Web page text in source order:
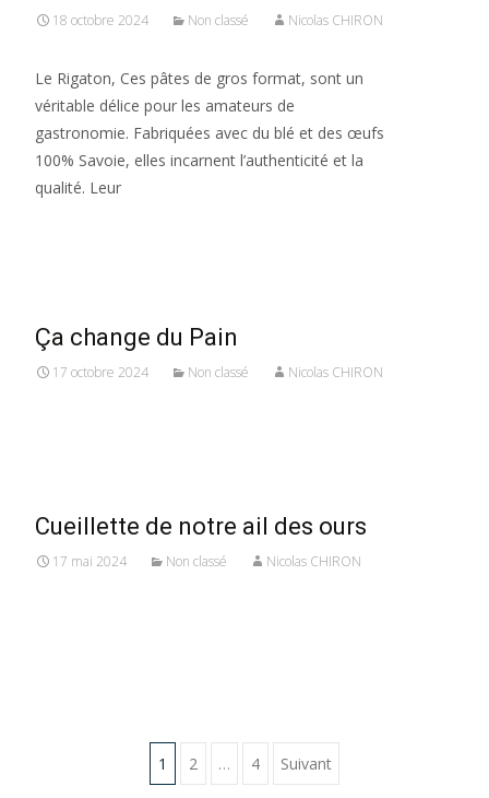
18 octobre 2024 Non classé Nicolas CHIRON
Le Rigaton, Ces pâtes de gros format, sont un
véritable délice pour les amateurs de
gastronomie. Fabriquées avec du blé et des œufs
100% Savoie, elles incarnent l’authenticité et la
qualité. Leur
Ça change du Pain
17 octobre 2024 Non classé Nicolas CHIRON
Cueillette de notre ail des ours
17 mai 2024 Non classé Nicolas CHIRON
Pagination
1 2 … 4 Suivant